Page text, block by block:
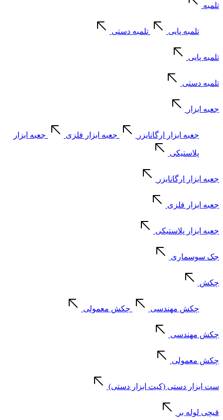
تلمبه
تلمبه پایی تلمبه دستی
تلمبه پایی
تلمبه دستی
جعبه ابزار
جعبه ابزار ارگانایزر جعبه ابزار فلزی جعبه ابزار
پلاستیکی
جعبه ابزار ارگانایزر
جعبه ابزار فلزی
جعبه ابزار پلاستیکی
جک سوسماری
چکش
چکش مهندسی چکش معمولی
چکش مهندسی
چکش معمولی
ست ابزار دستی (کیت ابزار دستی)
قیچی لوله بر